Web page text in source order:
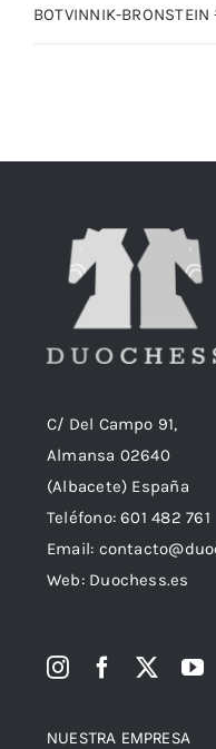
BOTVINNIK-BRONSTEIN
C/ Del Campo 91,
Almansa 02640
(Albacete) España
Teléfono:601 482 761
Email:
Web: Duochess.es
NUESTRA EMPRESA